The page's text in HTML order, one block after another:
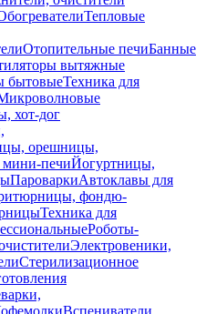
Тепловые
Отопительные печиБанные
вытяжные
бытовыеТехника для
хот-дог
орешницы,
мини-печиЙогуртницы,
ПароваркиАвтоклавы для
фондю-
Техника для
Роботы-
Электровеники,
Стерилизационное
Вспениватели